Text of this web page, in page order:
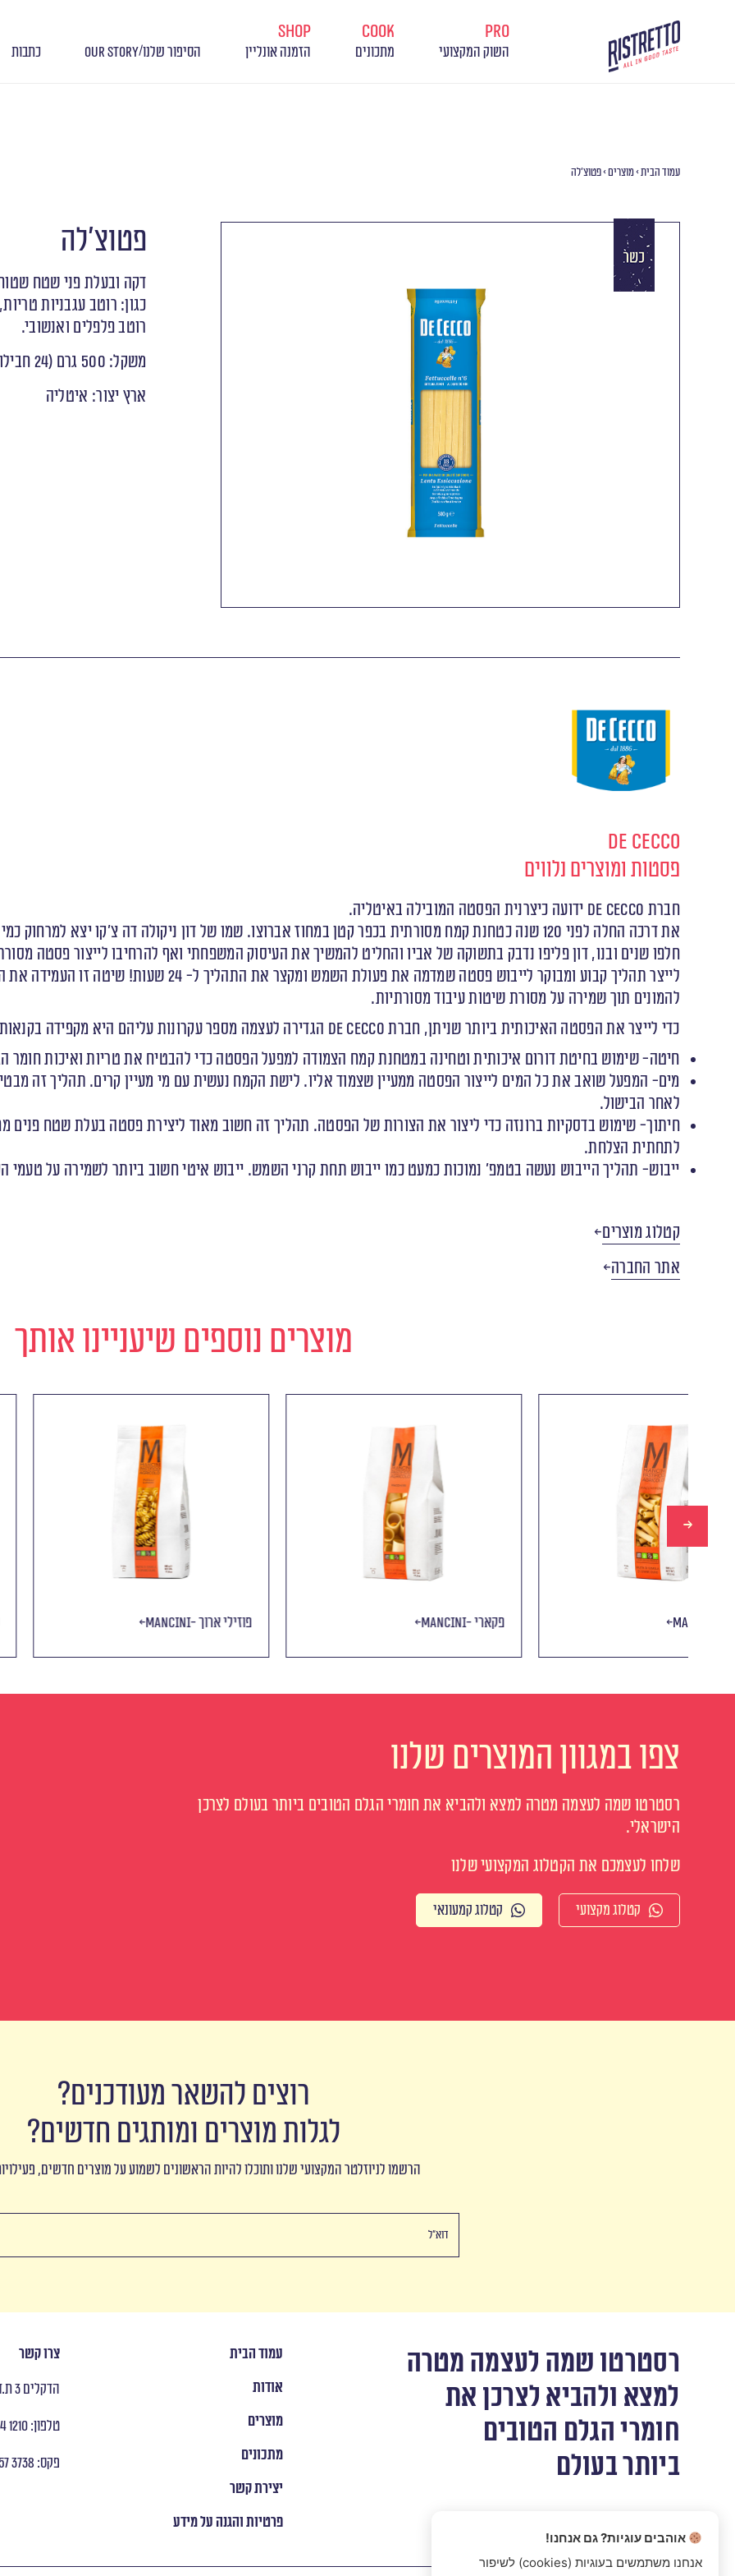
pro
השוק המקצועי
cook
מתכונים
shop
הזמנה אונליין הסיפור שלנו/
OUR STORY כתבות
עמוד הבית>מוצרים>פטוצ’לה
פטוצ’לה
דקה ובעלת פני שטח
כגון: רוטב עגבניות
רוטב פלפלים ואנשובי.
משקל: 500 גרם (24 חבילות בקרטון)
ארץ יצור: איטליה
De Cecco
פסטות ומוצרים נלווים
חברת De Cecco ידועה כיצרנית הפסטה המובילה באיטליה.
את דרכה החלה לפני 120 שנה כטחנת קמח מסורתית בכפר קטן במחוז אברוצו. שמו של דון ניקולה דה צ’קו יצא
להמונים תוך שמירה על מסורת שיטות עיבוד מסורתיות.
כדי לייצר את הפסטה האיכותית ביותר שניתן, חברת De Cecco הגדירה לעצמה מספר עקרונות עליהם היא מקפידה בקנאות לאורך כל שנות פעילות המפעל.
חיטה- שימוש בחיטת דורום איכותית וטחינה במטחנת קמח הצמודה למפעל הפסטה כדי להבטיח את טריות ואיכות חומר
מים- המפעל שואב את כל המים לייצור הפסטה ממעיין שצמוד אליו. לישת הקמח נעשית עם מי מעיין קרים. תהליך זה
לאחר הבישול.
חיתוך- שימוש בדסקיות ברונזה כדי ליצור את הצורות של הפסטה. תהליך זה חשוב מאוד ליצירת פסטה בעלת שטח פנים
לתחתית הצלחת.
ייבוש- תהליך הייבוש נעשה בטמפ’ נמוכות כמעט כמו ייבוש תחת קרני השמש. ייבוש איטי חשוב ביותר לשמירה על
קטלוג מוצרים
אתר החברה
מוצרים נוספים שיעניינו אותך
Mancini- פוזילי ארוך
צפו במגוון המוצרים שלנו
רסטרטו שמה לעצמה מטרה למצא ולהביא את חומרי הגלם הטובים ביותר בעולם לצרכן
הישראלי.
שלחו לעצמכם את הקטלוג המקצועי שלנו
קטלוג מקצועי קטלוג קמעונאי
רוצים להשאר מעודכנים?
לגלות מוצרים ומותגים חדשים?
הרשמו לניוזלטר המקצועי שלנו ותוכלו להיות הראשונים לשמוע על מוצרים חדשים,
רסטרטו שמה לעצמה מטרה
למצא ולהביא לצרכן את
חומרי הגלם הטובים
ביותר בעולם
עמוד הבית
אודות
מוצרים
מתכונים
יצירת קשר
פרטיות והגנה על מידע
צרו קשר
הדקלים 3 ת.ד 8053 ראש העין
טלפון: ‭ +972 9 954 1210
פקס: ‭ +972 9 957 3738
אוהבים עוגיות? גם אנחנו!
אנחנו משתמשים בעוגיות (cookies) לשיפור